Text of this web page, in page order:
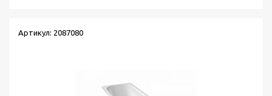
Артикул: 2087080